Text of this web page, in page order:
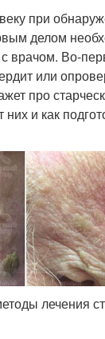
при
делом
с врачом. Во-
или
про
и как
лечения